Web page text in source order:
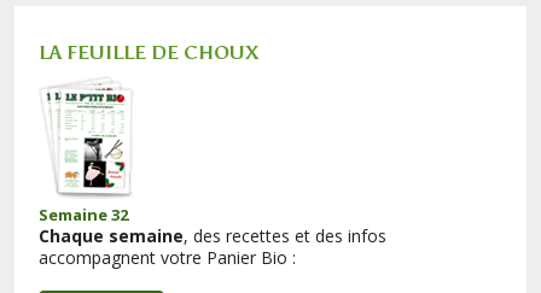
LA FEUILLE DE CHOUX
Semaine 32
Chaque semaine, des recettes et des infos
accompagnent votre Panier Bio :